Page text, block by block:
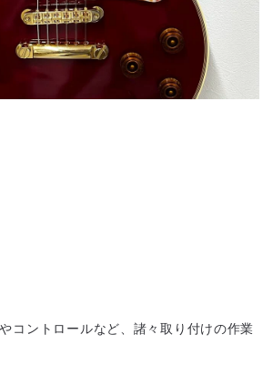
コントロールなど、諸々取り付けの作業